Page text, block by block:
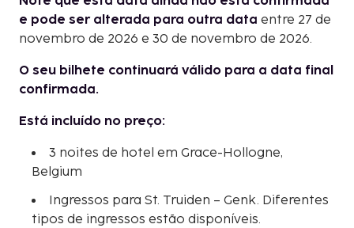
e pode ser alterada para outra data entre 27 de
novembro de 2026 e 30 de novembro de 2026.
O seu bilhete continuará válido para a data final
confirmada.
Está incluído no preço:
3 noites de hotel em Grace-Hollogne,
Belgium
Ingressos para St. Truiden – Genk. Diferentes
tipos de ingressos estão disponíveis.